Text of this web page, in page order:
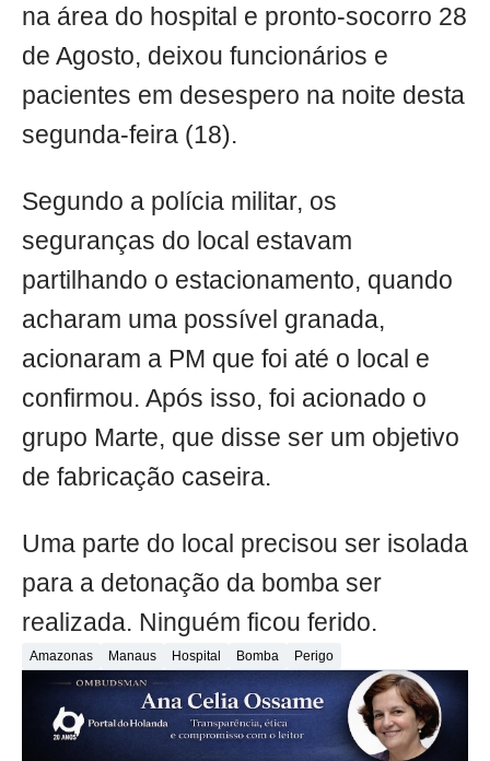
na área do hospital e pronto-socorro 28
de Agosto, deixou funcionários e
pacientes em desespero na noite desta
segunda-feira (18).
Segundo a polícia militar, os
seguranças do local estavam
partilhando o estacionamento, quando
acharam uma possível granada,
acionaram a PM que foi até o local e
confirmou. Após isso, foi acionado o
grupo Marte, que disse ser um objetivo
de fabricação caseira.
Uma parte do local precisou ser isolada
para a detonação da bomba ser
realizada. Ninguém ficou ferido.
Amazonas Manaus Hospital Bomba Perigo